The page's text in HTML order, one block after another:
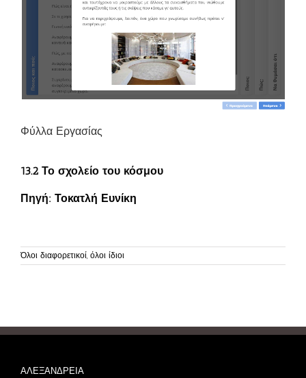
Φύλλα Εργασίας
13.2 Το σχολείο του κόσμου
Πηγή: Τοκατλή Ευνίκη
Όλοι διαφορετικοί, όλοι ίδιοι
ΑΛΕΞΑΝΔΡΕΙΑ